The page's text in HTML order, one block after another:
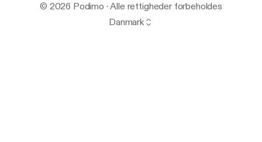
© 2026 Podimo · Alle rettigheder forbeholdes
Danmark